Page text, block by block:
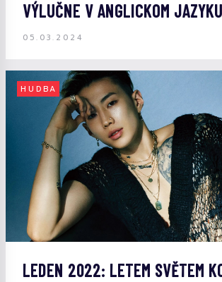
VÝLUČNE V ANGLICKOM JAZYKU
05.03.2024
HUDBA
LEDEN 2022: LETEM SVĚTEM